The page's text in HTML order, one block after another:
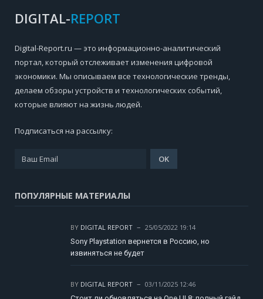
DIGITAL-REPORT
Digital-Report.ru — это информационно-аналитический
портал, который отслеживает изменения цифровой
экономики. Мы описываем все технологические тренды,
делаем обзоры устройств и технологических событий,
которые влияют на жизнь людей.
Подписаться на рассылку:
ПОПУЛЯРНЫЕ МАТЕРИАЛЫ
BY DIGITAL REPORT
25/05/2022 19:14
Sony Playstation вернется в Россию, но
извиняться не будет
BY DIGITAL REPORT
03/11/2025 12:46